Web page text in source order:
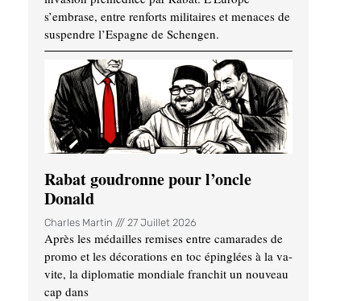
s’embrase, entre renforts militaires et menaces de
suspendre l’Espagne de Schengen.
Rabat goudronne pour l’oncle
Donald
Charles Martin 27 Juillet 2026
Après les médailles remises entre camarades de
promo et les décorations en toc épinglées à la va-
vite, la diplomatie mondiale franchit un nouveau
cap dans